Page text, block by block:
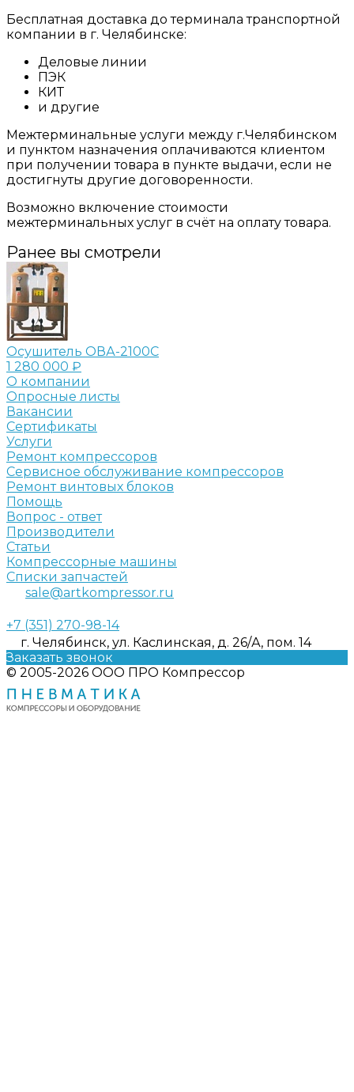
Бесплатная доставка до терминала транспортной
компании в г. Челябинске:
Деловые линии
ПЭК
КИТ
и другие
Межтерминальные услуги между г.Челябинском
и пунктом назначения оплачиваются клиентом
при получении товара в пункте выдачи, если не
достигнуты другие договоренности.
Возможно включение стоимости
межтерминальных услуг в счёт на оплату товара.
Ранее вы смотрели
Осушитель ОВА-2100С
1 280 000 ₽
О компании
Опросные листы
Вакансии
Сертификаты
Услуги
Ремонт компрессоров
Сервисное обслуживание компрессоров
Ремонт винтовых блоков
Помощь
Вопрос - ответ
Производители
Статьи
Компрессорные машины
Списки запчастей
sale@artkompressor.ru
+7 (351) 270-98-14
г. Челябинск, ул. Каслинская, д. 26/А, пом. 14
Заказать звонок
© 2005-2026 ООО ПРО Компрессор